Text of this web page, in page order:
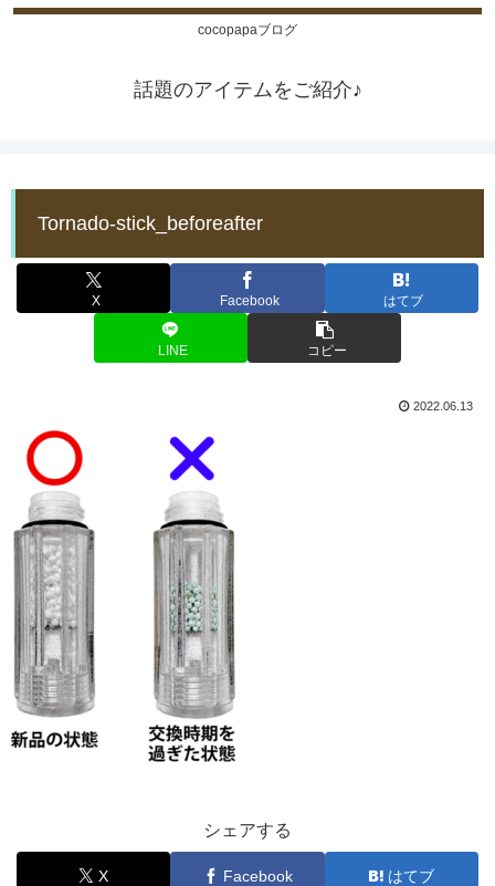
cocopapaブログ
話題のアイテムをご紹介♪
Tornado-stick_beforeafter
X Facebook はてブ
LINE コピー
2022.06.13
シェアする
X Facebook はてブ